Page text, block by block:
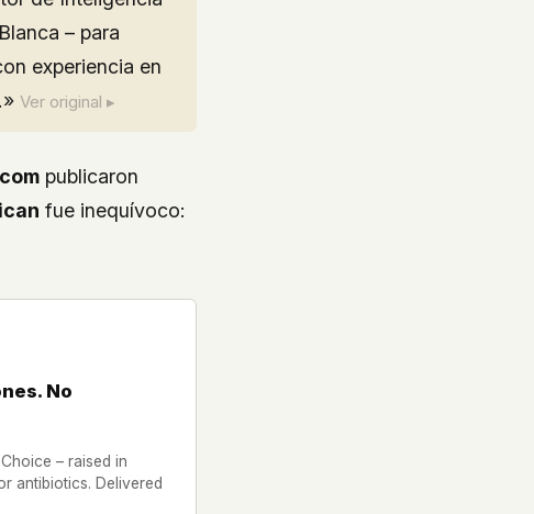
– para
experiencia en
Ver original ▸
publicaron
fue inequívoco:
No
– raised in
antibiotics. Delivered